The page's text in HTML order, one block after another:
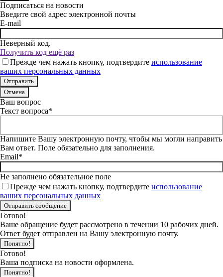
Подписаться на новости
Введите свой адрес электронной почты
E-mail
Неверный код.
Получить код ещё раз
Прежде чем нажать кнопку, подтвердите использование
ваших персональных данных
Отмена
Ваш вопрос
Текст вопроса*
Напишите Вашу электронную почту, чтобы мы могли направить
Вам ответ. Поле обязательно для заполнения.
Email*
Не заполнено обязательное поле
Прежде чем нажать кнопку, подтвердите использование
ваших персональных данных
Готово!
Ваше обращение будет рассмотрено в течении 10 рабочих дней.
Ответ будет отправлен на Вашу электронную почту.
Понятно!
Готово!
Ваша подписка на новости оформлена.
Понятно!